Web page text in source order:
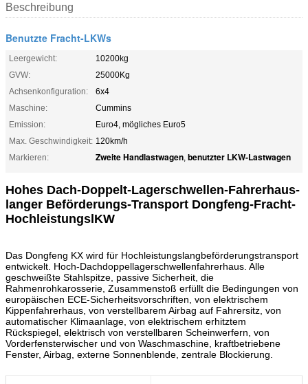
Beschreibung
Benutzte Fracht-LKWs
Leergewicht:
10200kg
GVW:
25000Kg
Achsenkonfiguration:
6x4
Maschine:
Cummins
Emission:
Euro4, mögliches Euro5
Max. Geschwindigkeit: 120km/h
Markieren:
Zweite Handlastwagen, benutzter LKW-Lastwagen
Hohes Dach-Doppelt-Lagerschwellen-Fahrerhaus-
langer Beförderungs-Transport Dongfeng-Fracht-
HochleistungslKW
Das Dongfeng KX wird für Hochleistungslangbeförderungstransport
entwickelt. Hoch-Dachdoppellagerschwellenfahrerhaus. Alle
geschweißte Stahlspitze, passive Sicherheit, die
Rahmenrohkarosserie, Zusammenstoß erfüllt die Bedingungen von
europäischen ECE-Sicherheitsvorschriften, von elektrischem
Kippenfahrerhaus, von verstellbarem Airbag auf Fahrersitz, von
automatischer Klimaanlage, von elektrischem erhitztem
Rückspiegel, elektrisch von verstellbaren Scheinwerfern, von
Vorderfensterwischer und von Waschmaschine, kraftbetriebene
Fenster, Airbag, externe Sonnenblende, zentrale Blockierung.